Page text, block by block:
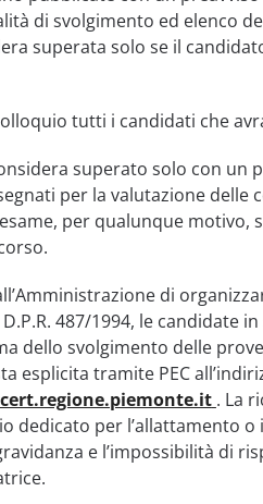
di svolgimento ed elenco
superata solo se il
tutti i candidati che
superato solo con un
per la valutazione delle
per qualunque
di
D.P.R. 487/1994, le candidate
dello svolgimento delle
esplicita tramite PEC
. La
dedicato per l’allattamento
e l’impossibilità di